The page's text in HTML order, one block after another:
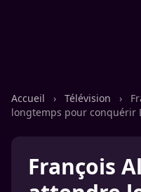
Accueil › Télévision ›
longtemps pour conquérir
François